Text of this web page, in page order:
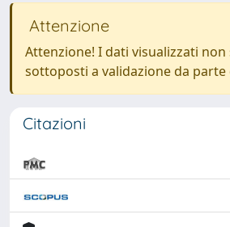
Attenzione
Attenzione! I dati visualizzati
sottoposti a validazione da parte
Citazioni